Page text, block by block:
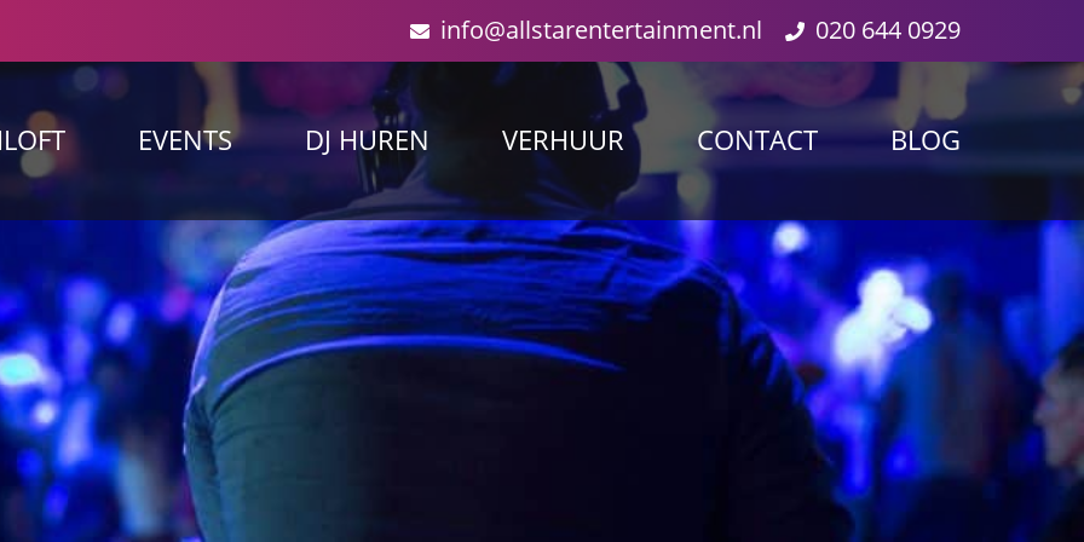
info@allstarentertainment.nl 020 644 0929
EVENTS DJ HUREN VERHUUR CONTACT BLOG